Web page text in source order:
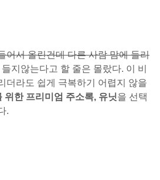
어서 올린건데 다른 사람 맘에 들리
지않는다고 할 줄은 몰랐다. 이 비
더라도 쉽게 극복하기 어렵지 않을
위한 프리미엄 주소록, 유닛을 선택
.